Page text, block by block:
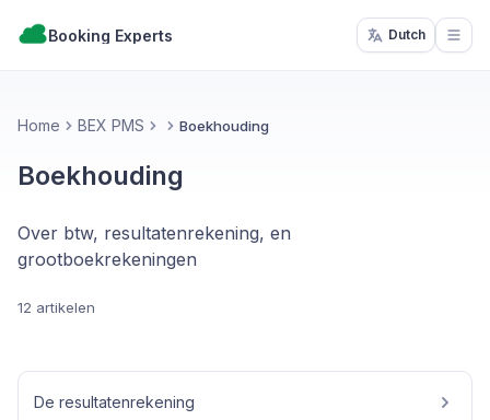
Booking Experts Dutch
Home BEX PMS Boekhouding
Boekhouding
Over btw, resultatenrekening, en
grootboekrekeningen
12 artikelen
De resultatenrekening